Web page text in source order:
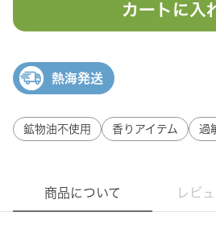
カートに入
熱海発送
鉱物油不使用 香りアイテム 過
商品について レビ